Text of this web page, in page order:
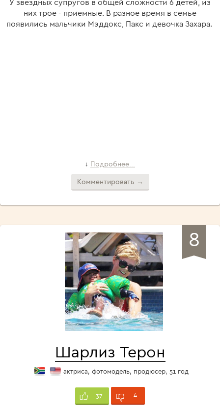
У звездных супругов в общей сложности 6 детей, из
них трое - приемные. В разное время в семье
появились мальчики Мэддокс, Пакс и девочка Захара.
↓ Подробнее...
Комментировать →
8
Шарлиз Терон
актриса, фотомодель, продюсер, 51 год
37 4